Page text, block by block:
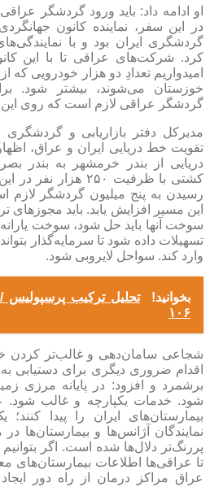
او ادامه داد: باید ورود گردشگر
در این سفر، نماینده کانون
گردشگری ایران بود و با
کرد. شرکت‌های عراقی تا با این
امیدواریم تعدادِ دو هزار خودرویی
خوزستان می‌شوند، بیشتر شود.
گردشگر عراقی لازم است که روی این
مدیرکل دفتر بازاریابی و
تقویت خط دریایی ایران و عراق،
دریایی از بندر خرمشهر به بندر
کشتی با ظرفیت ۲۵۰
رسیدن به پنج میلیون گردشگر لازم
این مسیر افزایش یابد. باید مجوز‌های
سوخت آنها باید حل شود، سوخت
تسهیلات داده شود تا سرمایه‌گذار
وارد کند. سواحل لایروبی شود.
بخوانید!
تحلیل ترکیب پرسپولیس
۱۰۶
شجاعی سامان‌دهی و غالب‌تر کردن
اقدام ضروری دیگری برای دستیابی
برشمرد و افزود: در پایانه مرزی
شود. خدمات یکپارچه و غالب شود.
بیمارستان‌های ایران را پیدا
نمایندگان آژانس‌ها و بیمارستان‌ها
پررنگ‌تر دلال‌ها شده است. اگر بتوانیم
تا عراقی‌ها اطلاعات بیمارستان‌های
عراق مراکز درمان از راه دور